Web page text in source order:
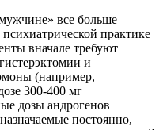
все больше
практике
вначале требуют
и
(например,
300-400 мг
дозы андрогенов
постоянно,